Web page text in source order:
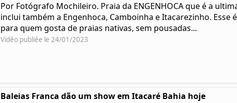
Por Fotógrafo Mochileiro. Praia da ENGENHOCA que é a
inclui também a Engenhoca, Camboinha e Itacarezinho.
para quem gosta de praias nativas, sem pousadas...
Vidéo publiée le 24/01/2023
Baleias Franca dão um show em Itacaré Bahia hoje